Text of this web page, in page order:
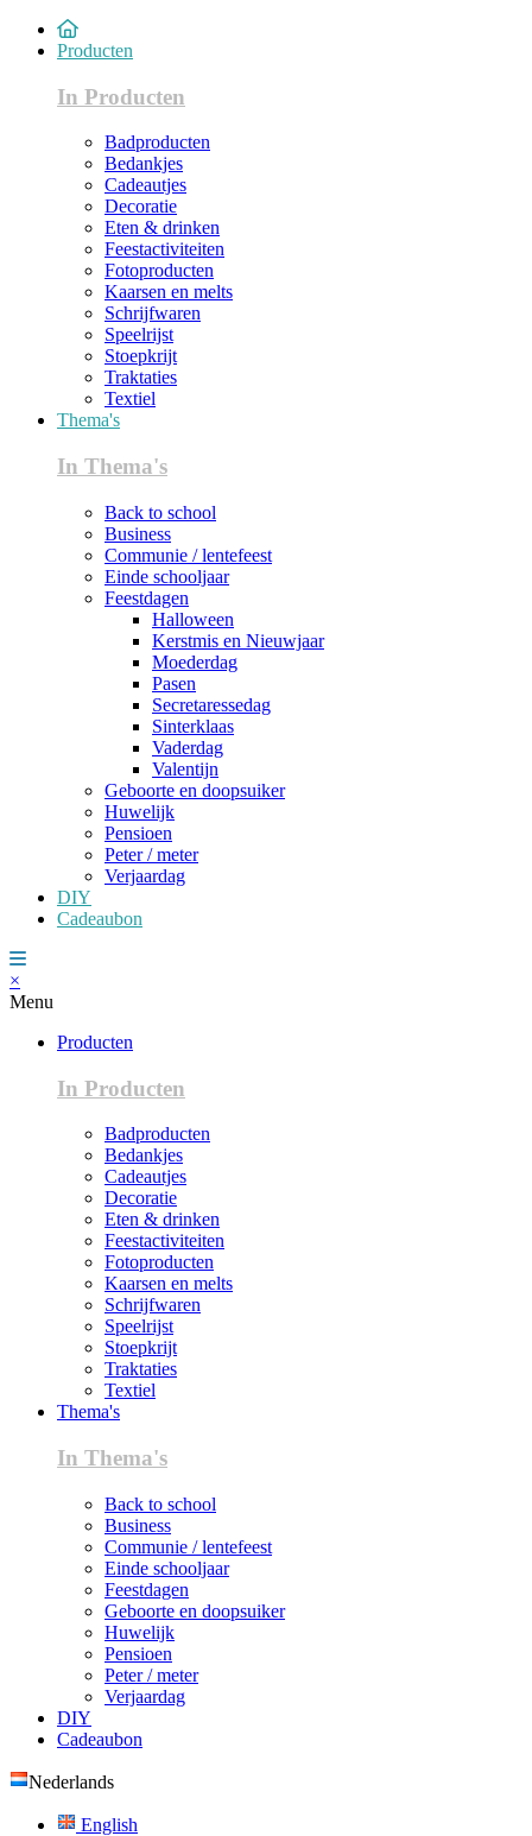
Producten
In Producten
Badproducten
Bedankjes
Cadeautjes
Decoratie
Eten & drinken
Feestactiviteiten
Fotoproducten
Kaarsen en melts
Schrijfwaren
Speelrijst
Stoepkrijt
Traktaties
Textiel
Thema's
In Thema's
Back to school
Business
Communie / lentefeest
Einde schooljaar
Feestdagen
Halloween
Kerstmis en Nieuwjaar
Moederdag
Pasen
Secretaressedag
Sinterklaas
Vaderdag
Valentijn
Geboorte en doopsuiker
Huwelijk
Pensioen
Peter / meter
Verjaardag
DIY
Cadeaubon
×
Menu
Producten
In Producten
Badproducten
Bedankjes
Cadeautjes
Decoratie
Eten & drinken
Feestactiviteiten
Fotoproducten
Kaarsen en melts
Schrijfwaren
Speelrijst
Stoepkrijt
Traktaties
Textiel
Thema's
In Thema's
Back to school
Business
Communie / lentefeest
Einde schooljaar
Feestdagen
Geboorte en doopsuiker
Huwelijk
Pensioen
Peter / meter
Verjaardag
DIY
Cadeaubon
Nederlands
English